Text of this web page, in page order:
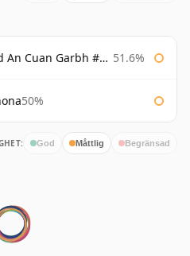
Westering Home Collection 51.6%
50%
God Måttlig Begränsad